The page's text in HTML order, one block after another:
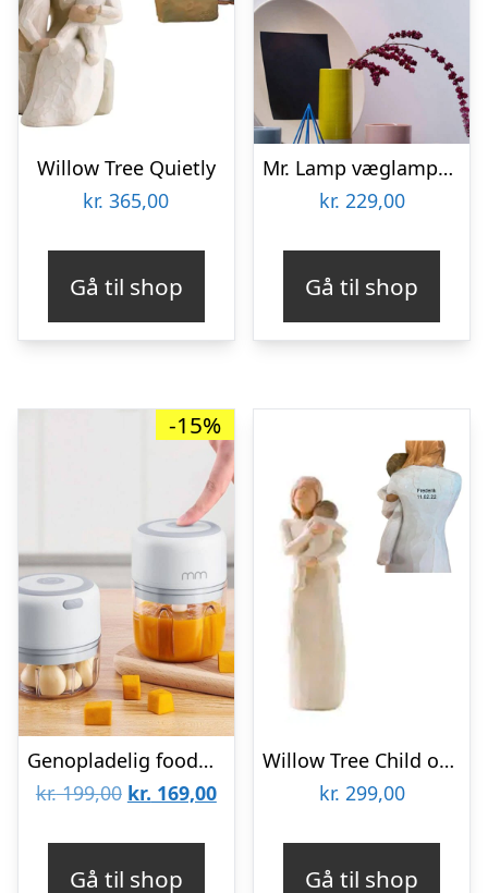
Willow Tree Quietly
kr. 365,00
Gå til shop
Mr. Lamp væglampe – to personer
kr. 229,00
Gå til shop
-15%
Genopladelig foodprocessor
kr.199,00 Den
kr. 169,00Den
Gå til shop
Willow Tree Child of my Heart
kr. 299,00
Gå til shop